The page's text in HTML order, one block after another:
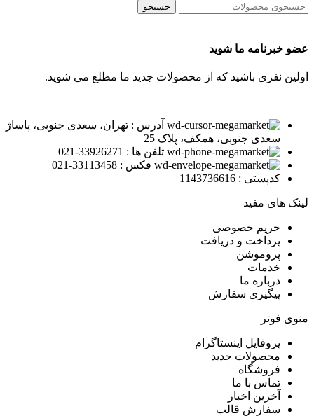
جستجو
عضو خبرنامه ما شوید
اولین نفری باشید که از محصولات جدید ما مطلع می شوید.
آدرس : تهران، سعدی جنوبی، پاساژ
سعدی جنوبی، همکف، پلاک 25
تلفن ها : 33926271-021
فکس : 33113458-021
کدپستی : 1143736616
لینک های مفید
حریم خصوصی
پرداخت و دریافت
پروموشن
خدمات
درباره ما
پیگیری سفارش
منوی فوتر
پروفایل اینستاگرام
محصولات جدید
فروشگاه
تماس با ما
آخرین اخبار
سفارش قالب